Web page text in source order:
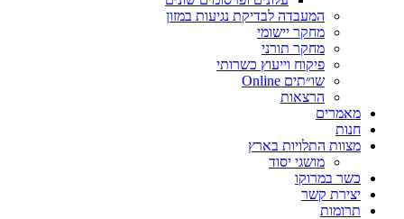
המעבדה לבדיקת נגיעות במזון
מחקר יישומי
מחקר תורני
פיקוח וייעוץ כשרותי
שו״תים Online
הרצאות
מאמרים
חנות
מצוות התלויות בארץ
מושגי יסוד
כשר במרוקו
יצירת קשר
תרומות